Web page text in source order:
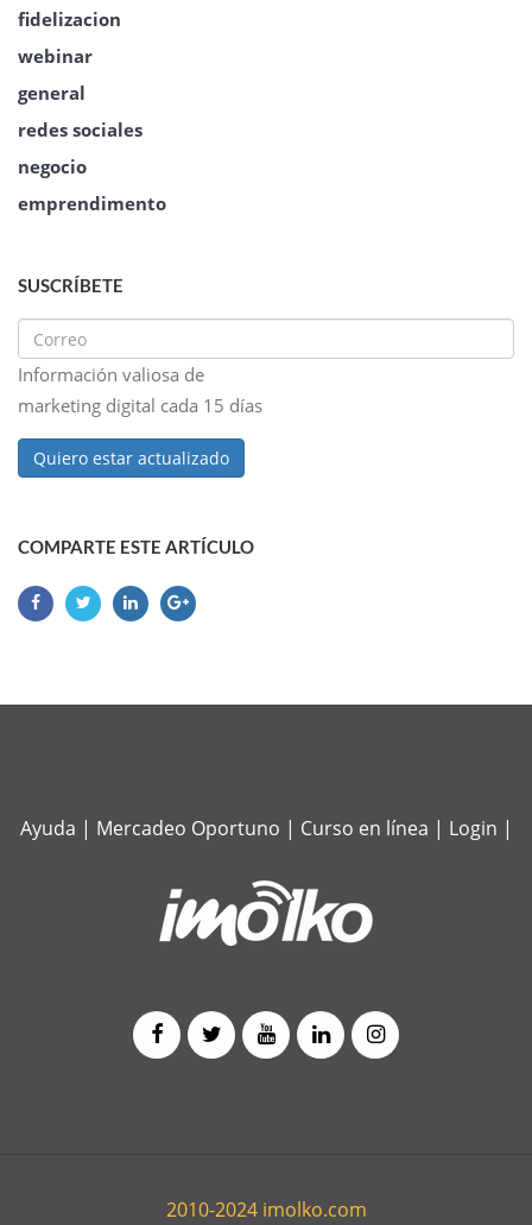
fidelizacion
webinar
general
redes sociales
negocio
emprendimento
SUSCRÍBETE
Información valiosa de
marketing digital cada 15 días
Quiero estar actualizado
COMPARTE ESTE ARTÍCULO
Ayuda | Mercadeo Oportuno | Curso en línea | Login |
2010-2024 imolko.com